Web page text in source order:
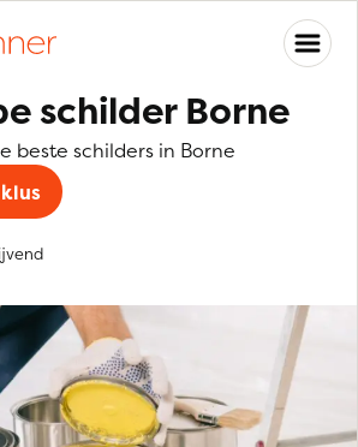
schilder Borne
beste schilders in Borne